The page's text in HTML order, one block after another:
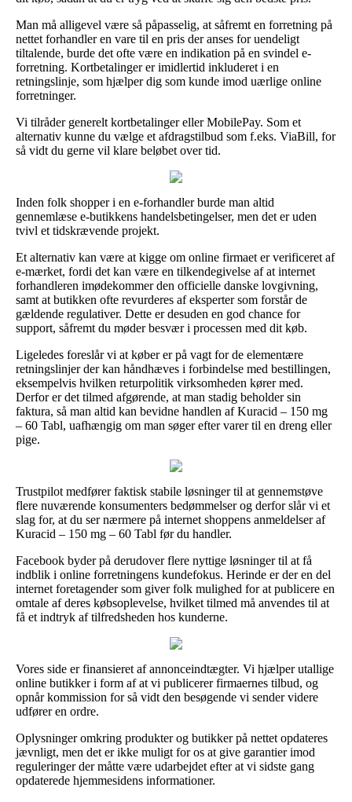
Man må alligevel være så påpasselig, at såfremt en forretning på
nettet forhandler en vare til en pris der anses for uendeligt
tiltalende, burde det ofte være en indikation på en svindel e-
forretning. Kortbetalinger er imidlertid inkluderet i en
retningslinje, som hjælper dig som kunde imod uærlige online
forretninger.
Vi tilråder generelt kortbetalinger eller MobilePay. Som et
alternativ kunne du vælge et afdragstilbud som f.eks. ViaBill, for
så vidt du gerne vil klare beløbet over tid.
Inden folk shopper i en e-forhandler burde man altid
gennemlæse e-butikkens handelsbetingelser, men det er uden
tvivl et tidskrævende projekt.
Et alternativ kan være at kigge om online firmaet er verificeret af
e-mærket, fordi det kan være en tilkendegivelse af at internet
forhandleren imødekommer den officielle danske lovgivning,
samt at butikken ofte revurderes af eksperter som forstår de
gældende regulativer. Dette er desuden en god chance for
support, såfremt du møder besvær i processen med dit køb.
Ligeledes foreslår vi at køber er på vagt for de elementære
retningslinjer der kan håndhæves i forbindelse med bestillingen,
eksempelvis hvilken returpolitik virksomheden kører med.
Derfor er det tilmed afgørende, at man stadig beholder sin
faktura, så man altid kan bevidne handlen af Kuracid – 150 mg
– 60 Tabl, uafhængig om man søger efter varer til en dreng eller
pige.
Trustpilot medfører faktisk stabile løsninger til at gennemstøve
flere nuværende konsumenters bedømmelser og derfor slår vi et
slag for, at du ser nærmere på internet shoppens anmeldelser af
Kuracid – 150 mg – 60 Tabl før du handler.
Facebook byder på derudover flere nyttige løsninger til at få
indblik i online forretningens kundefokus. Herinde er der en del
internet foretagender som giver folk mulighed for at publicere en
omtale af deres købsoplevelse, hvilket tilmed må anvendes til at
få et indtryk af tilfredsheden hos kunderne.
Vores side er finansieret af annonceindtægter. Vi hjælper utallige
online butikker i form af at vi publicerer firmaernes tilbud, og
opnår kommission for så vidt den besøgende vi sender videre
udfører en ordre.
Oplysninger omkring produkter og butikker på nettet opdateres
jævnligt, men det er ikke muligt for os at give garantier imod
reguleringer der måtte være udarbejdet efter at vi sidste gang
opdaterede hjemmesidens informationer.